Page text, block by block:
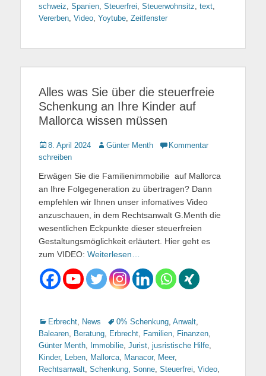
schweiz, Spanien, Steuerfrei, Steuerwohnsitz, text,
Vererben, Video, Yoytube, Zeitfenster
Alles was Sie über die steuerfreie
Schenkung an Ihre Kinder auf
Mallorca wissen müssen
Gepostet
am
8. April 2024 AutorGünter Menth
Kommentar
schreiben
Erwägen Sie die Familienimmobilie auf Mallorca
an Ihre Folgegeneration zu übertragen? Dann
empfehlen wir Ihnen unser infomatives Video
anzuschauen, in dem Rechtsanwalt G.Menth die
wesentlichen Eckpunkte dieser steuerfreien
Gestaltungsmöglichkeit erläutert. Hier geht es
zum VIDEO: Weiterlesen…
Kategorien
Erbrecht, News Tags0% Schenkung, Anwalt,
Balearen, Beratung, Erbrecht, Familien, Finanzen,
Günter Menth, Immobilie, Jurist, jusristische Hilfe,
Kinder, Leben, Mallorca, Manacor, Meer,
Rechtsanwalt, Schenkung, Sonne, Steuerfrei, Video,